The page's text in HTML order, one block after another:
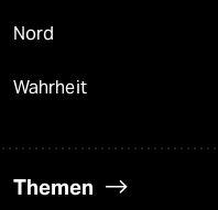
Nord
Wahrheit
Themen